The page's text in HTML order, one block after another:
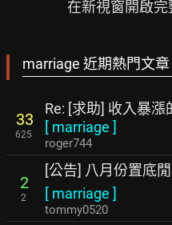
在新視窗開啟
marriage 近期熱門文章
33
625
Re: [求助] 收入暴
[ marriage ]
roger744
2
2
[公告] 八月份置底
[ marriage ]
tommy0520